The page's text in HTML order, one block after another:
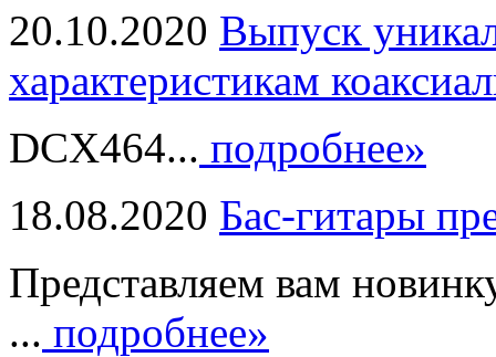
20.10.2020 Выпуск
характеристикам
DCX464... подробнее»
18.08.2020 Бас-гитары
Представляем вам
... подробнее»